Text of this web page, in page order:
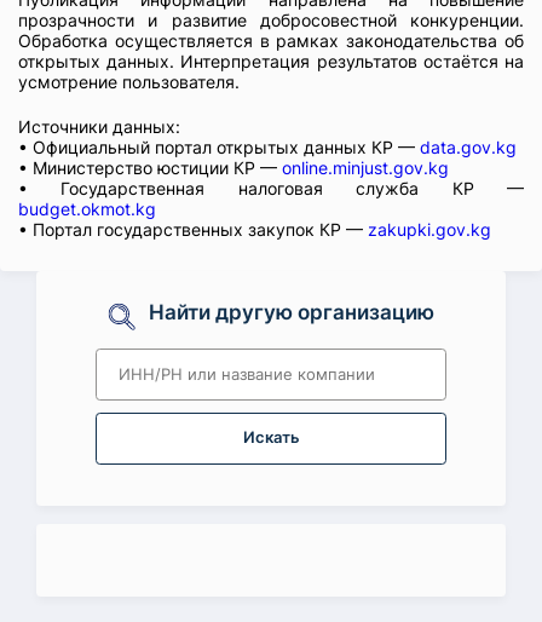
прозрачности и развитие добросовестной конкуренции.
Обработка осуществляется в рамках законодательства об
открытых данных. Интерпретация результатов остаётся на
усмотрение пользователя.
Источники данных:
• Официальный портал открытых данных КР — data.gov.kg
• Министерство юстиции КР — online.minjust.gov.kg
• Государственная налоговая служба КР —
budget.okmot.kg
• Портал государственных закупок КР — zakupki.gov.kg
Найти другую организацию
Искать